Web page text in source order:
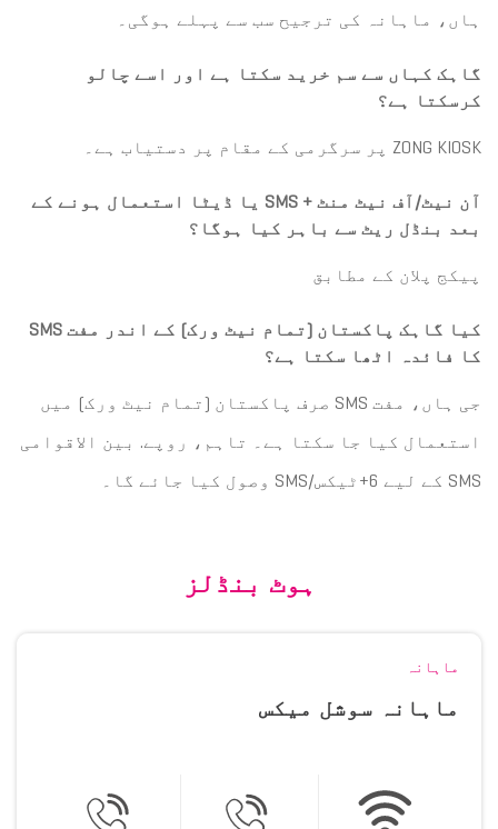
ہاں، ماہانہ کی ترجیح سب سے پہلے ہوگی۔
گاہک کہاں سے سم خرید سکتا ہے اور اسے چالو
کرسکتا ہے؟
ZONG KIOSK پر سرگرمی کے مقام پر دستیاب ہے۔
آن نیٹ/آف نیٹ منٹ + SMS یا ڈیٹا استعمال ہونے کے
بعد بنڈل ریٹ سے باہر کیا ہوگا؟
پیکج پلان کے مطابق
کیا گاہک پاکستان (تمام نیٹ ورک) کے اندر مفت SMS
کا فائدہ اٹھا سکتا ہے؟
جی ہاں، مفت SMS صرف پاکستان (تمام نیٹ ورک) میں
استعمال کیا جا سکتا ہے۔ تاہم، روپے. بین الاقوامی
SMS کے لیے 6+ٹیکس/SMS وصول کیا جائے گا۔
ہوٹ بنڈلز
ماہانہ
ماہانہ سوشل میکس